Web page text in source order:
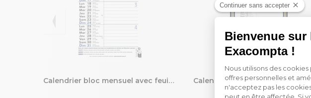
Calendrier bloc mensuel avec feuillets détachables sans support 15,5 x 28,5 cm 2027